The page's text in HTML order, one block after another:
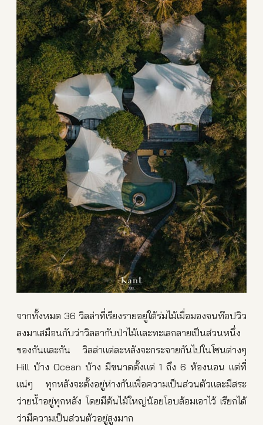
จากทั้งหมด 36 วิลล่าที่เรียงรายอยู่ใต้ร่มไม้เมื่อมองจนท๊อปวิว
ลงมาเสมือนกับว่าวิลลากับป่าไม้และทะเลกลายเป็นส่วนหนึ่ง
ของกันและกัน วิลล่าแต่ละหลังจะกระจายกันไปในโซนต่างๆ
Hill บ้าง Ocean บ้าง มีขนาดตั้งแต่ 1 ถึง 6 ห้องนอน แต่ที่
แน่ๆ ทุกหลังจะตั้งอยู่ห่างกันเพื่อความเป็นส่วนตัวและมีสระ
ว่ายน้ำอยู่ทุกหลัง โดยมีต้นไม้ใหญ่น้อยโอบล้อมเอาไว้ เรียกได้
ว่ามีความเป็นส่วนตัวอยู่สูงมาก